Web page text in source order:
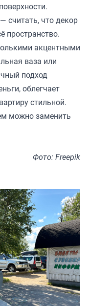
считать, что декор
пространство.
акцентными
ваза или
подход
облегчает
стильной.
можно заменить
Фото: Freepik